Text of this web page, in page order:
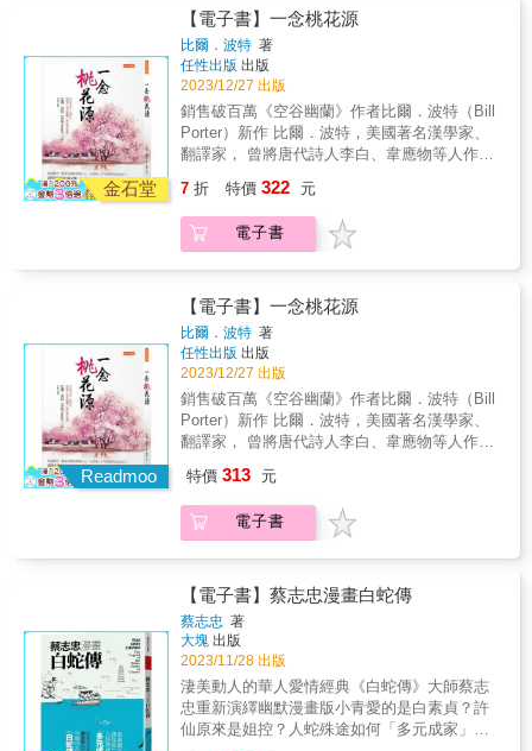
落入貼標籤、扁平化的陷阱。
説以羽翼之，併成為科舉官方教材，流傳甚
廣。（百度百科）
金石堂
【電子書】一念桃花源
比爾．波特 著
任性出版 出版
2023/12/27 出版
銷售破百萬《空谷幽蘭》作者比爾．波特（Bill
Porter）新作 比爾．波特，美國著名漢學家、
翻譯家， 曾將唐代詩人李白、韋應物等人作品
1975年，他在臺北某書店看到一本線裝的《陶
淵明詩》， 陶淵明退官歸隱，但不遁入山中，
在廬山腳下耕種、飲酒會友， 正是作者最嚮往
給他一本《和陶合箋》， 內容是蘇東坡為每一
首陶淵明的詩寫「和詩」。 （和詩由兩首以上
的詩組成，第一首是原唱，接下去的是附
和。） 原來，蘇東坡在仕途重挫、人生困惑，
需要找人傾訴時， 他選擇了早他700年出生的
五柳先生陶淵明為對話知己， 透過閱讀、附和
陶淵明的詩，重整自己的心態。 千年前的大文
豪和1,700年前的詩人，竟然穿越時空進行對
話， 這是多麼神奇和動人的靈魂撞擊！ 作者決
舊居， 從揚州開始，沿著蘇東坡貶官惠州、儋
州之路，最後北歸常州， 親身感受這場橫跨
700年、兩位文豪的靈魂撞擊。 ◎「我不如陶
訪谷林堂──這是蘇東坡為紀念貴人歐陽修而
建。 57歲，蘇東坡任揚州知州，心中已有歸隱
想法，但還不忍放棄仕途， 糾結之際，他與陶
淵明精神對話，唱和20首〈飲酒〉詩。 每到訪
一處詩人生活過的地方，比爾波特都會朗讀一
首詩表達敬意， 在這裡他讀〈和陶飲酒〉其
一：「偶得酒中趣，空杯亦常持。」 （我領會
7 折 特價 322 元
電子書
Readmoo
【電子書】一念桃花源
比爾．波特 著
任性出版 出版
2023/12/27 出版
銷售破百萬《空谷幽蘭》作者比爾．波特（Bill
Porter）新作 比爾．波特，美國著名漢學家、
翻譯家， 曾將唐代詩人李白、韋應物等人作品
1975年，他在臺北某書店看到一本線裝的《陶
淵明詩》， 陶淵明退官歸隱，但不遁入山中，
在廬山腳下耕種、飲酒會友， 正是作者最嚮往
給他一本《和陶合箋》， 內容是蘇東坡為每一
首陶淵明的詩寫「和詩」。 （和詩由兩首以上
的詩組成，第一首是原唱，接下去的是附
和。） 原來，蘇東坡在仕途重挫、人生困惑，
需要找人傾訴時， 他選擇了早他700年出生的
五柳先生陶淵明為對話知己， 透過閱讀、附和
陶淵明的詩，重整自己的心態。 千年前的大文
豪和1,700年前的詩人，竟然穿越時空進行對
特價 313 元
電子書
【電子書】蔡志忠漫畫白蛇傳
蔡志忠 著
大塊 出版
2023/11/28 出版
淒美動人的華人愛情經典《白蛇傳》大師蔡志
忠重新演繹幽默漫畫版小青愛的是白素貞？許
仙原來是姐控？人蛇殊途如何「多元成家」？